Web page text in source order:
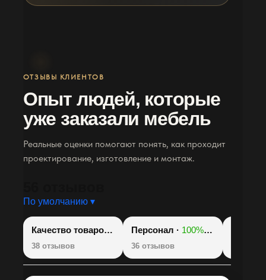
ОТЗЫВЫ КЛИЕНТОВ
Опыт людей, которые
уже заказали мебель
Реальные оценки помогают понять, как проходит
проектирование, изготовление и монтаж.
По умолчанию ▾
Качество товаров · 100% 👍
38 отзывов
Персонал · 100% 👍
36 отзывов